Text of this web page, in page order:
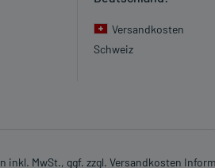
Arzneimittel trotz einer
therapeutische Nutzen kann höher
Versandkosten
Schweiz
inkl. MwSt., ggf. zzgl. Versandkosten